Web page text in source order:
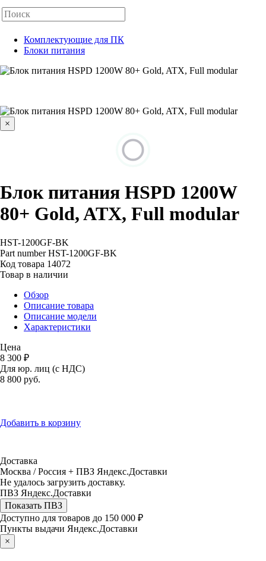
Комплектующие для ПК
Блоки питания
×
Блок питания HSPD 1200W
80+ Gold, ATX, Full modular
HST-1200GF-BK
Part number HST-1200GF-BK
Код товара 14072
Товар в наличии
Обзор
Описание товара
Описание модели
Характеристики
Цена
8 300 ₽
Для юр. лиц (с НДС)
8 800 руб.
Добавить в корзину
Доставка
Москва / Россия + ПВЗ Яндекс.Доставки
Не удалось загрузить доставку.
ПВЗ Яндекс.Доставки
Показать ПВЗ
Доступно для товаров до 150 000 ₽
Пункты выдачи Яндекс.Доставки
×